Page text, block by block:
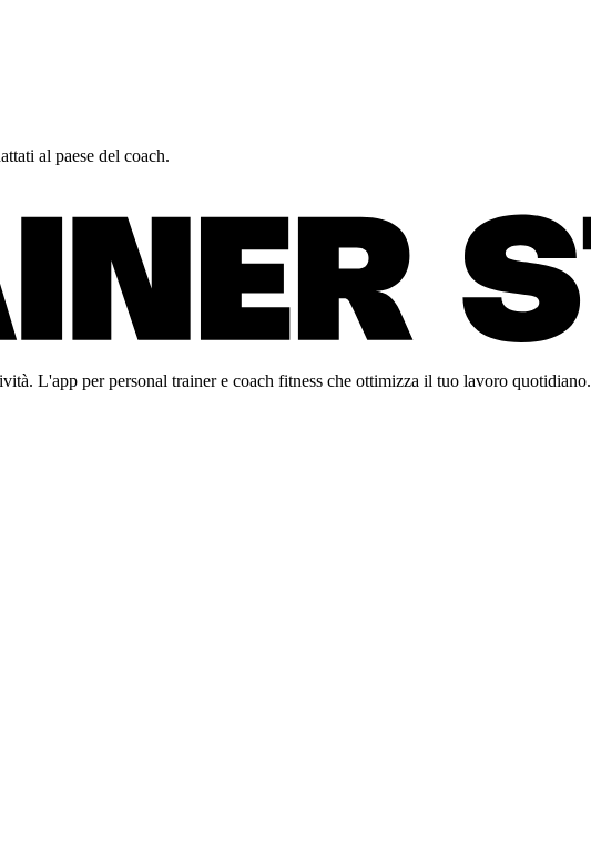
al paese del coach.
L'app per personal trainer e coach fitness che ottimizza il tuo lavoro quotidiano.